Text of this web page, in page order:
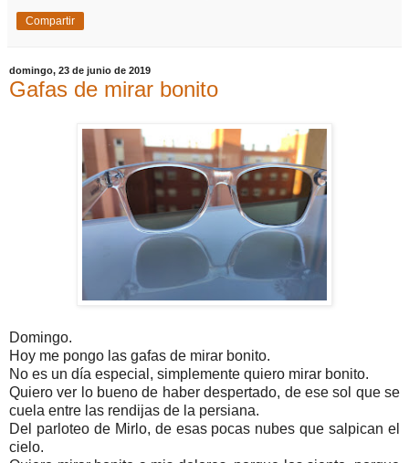
Compartir
domingo, 23 de junio de 2019
Gafas de mirar bonito
Domingo.
Hoy me pongo las gafas de mirar bonito.
No es un día especial, simplemente quiero mirar bonito.
Quiero ver lo bueno de haber despertado, de ese sol que se
cuela entre las rendijas de la persiana.
Del parloteo de Mirlo, de esas pocas nubes que salpican el
cielo.